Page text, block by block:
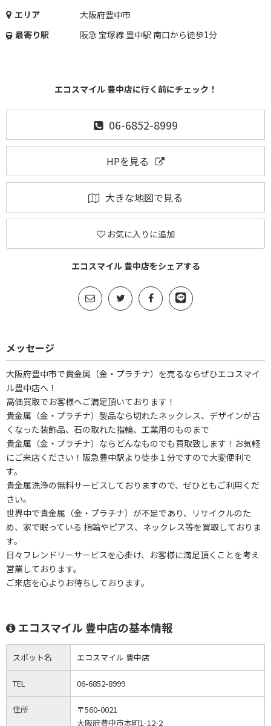
エリア
大阪府豊中市
最寄り駅
阪急 宝塚線 豊中駅 南口から徒歩1分
エコスマイル 豊中店に行く前にチェック！
06-6852-8999
HPを見る
大きな地図で見る
お気に入りに追加
エコスマイル 豊中店をシェアする
メッセージ
大阪府豊中市で貴金属（金・プラチナ）を売るならぜひエコスマイ
ル豊中店へ！
高価買取でお客様へご満足頂いております！
貴金属（金・プラチナ）製品なら切れたネックレス、デザインが古
くなった装飾品、石の取れた指輪、工業用のものまで
貴金属（金・プラチナ）ならどんなものでも買取致します！お気軽
にご来店ください！阪急豊中駅より徒歩１分ですので大変便利で
す。
貴金属洗浄の無料サービスしておりますので、ぜひともご利用くだ
さい。
世界中で貴金属（金・プラチナ）が不足であり、リサイクルのた
め、家で眠っている 指輪やピアス、ネックレス等を買取しておりま
す。
日々フレンドリーサービスを心掛け、お客様に満足頂くことを考え
営業しております。
ご来店を心よりお待ちしております。
エコスマイル 豊中店の基本情報
スポット名 エコスマイル 豊中店
TEL 06-6852-8999
住所
〒560-0021
大阪府豊中市本町1-12-2